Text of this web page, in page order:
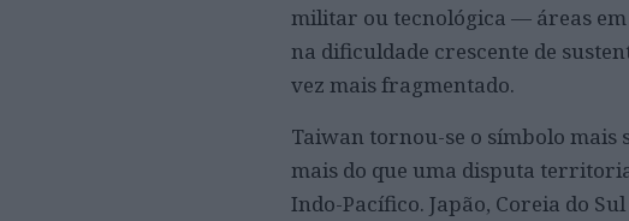
militar ou tecnológica — áreas
na dificuldade crescente de
vez mais fragmentado.
Taiwan tornou-se o símbolo mais
mais do que uma disputa
Indo-Pacífico. Japão, Coreia do